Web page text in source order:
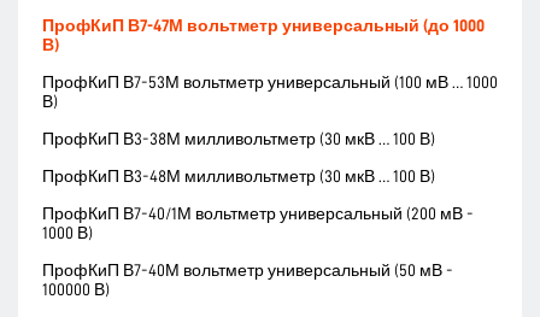
ПрофКиП В7-47М вольтметр универсальный (до 1000
В)
ПрофКиП В7-53М вольтметр универсальный (100 мВ … 1000
В)
ПрофКиП В3-38М милливольтметр (30 мкВ … 100 В)
ПрофКиП В3-48М милливольтметр (30 мкВ … 100 В)
ПрофКиП В7-40/1М вольтметр универсальный (200 мВ -
1000 В)
ПрофКиП В7-40М вольтметр универсальный (50 мВ -
100000 В)